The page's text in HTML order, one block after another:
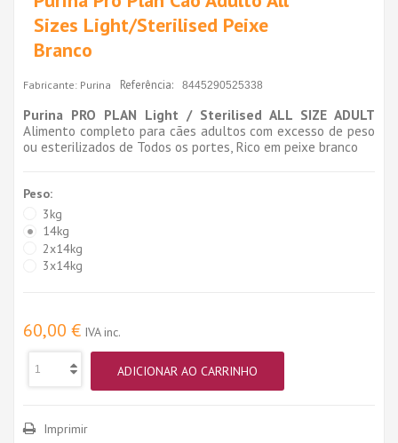
Sizes Light/Sterilised Peixe
Branco
Fabricante: Purina Referência: 8445290525338
Purina PRO PLAN Light / Sterilised ALL SIZE ADULT
Alimento completo para cães adultos com excesso de peso
ou esterilizados de Todos os portes, Rico em peixe branco
Peso:
3kg
14kg
2x14kg
3x14kg
60,00 € IVA inc.
ADICIONAR AO CARRINHO
Imprimir